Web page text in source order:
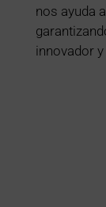
nos ayuda
innovador y